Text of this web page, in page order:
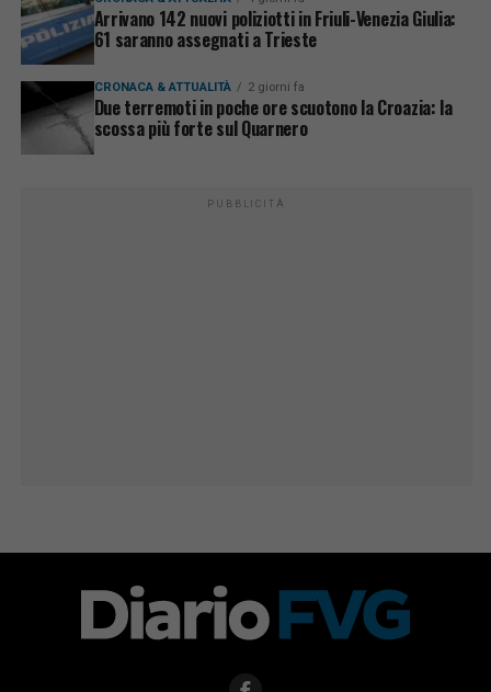
Arrivano 142 nuovi poliziotti in Friuli-Venezia Giulia:
61 saranno assegnati a Trieste
CRONACA & ATTUALITÀ 2 giorni fa
Due terremoti in poche ore scuotono la Croazia: la
scossa più forte sul Quarnero
PUBBLICITÀ